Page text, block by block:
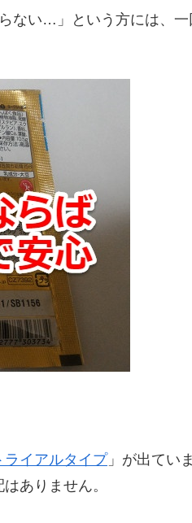
ない…」という方には、
イアルタイプ」が出てい
ありません。